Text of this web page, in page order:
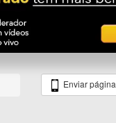
Enviar página